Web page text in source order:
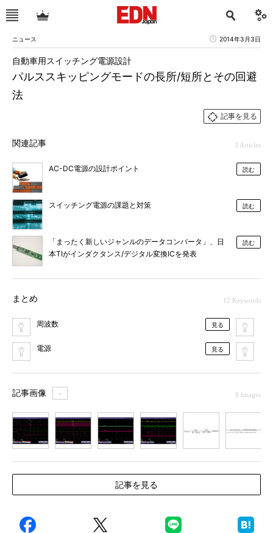
ニュース 2014年3月3日
パルススキッピングモードの長所/短所とその回避
法
自動車用スイッチング電源設計
記事を見る
関連記事 3 Articles
AC-DC電源の設計ポイント 読む
スイッチング電源の課題と対策 読む
「まったく新しいジャンルのデータコンバータ」、日
本TIがインダクタンス/デジタル変換ICを発表
読む
まとめ 12 Keywords
周波数 見る
電源 見る
記事画像 ＋ 8 Images
記事を見る